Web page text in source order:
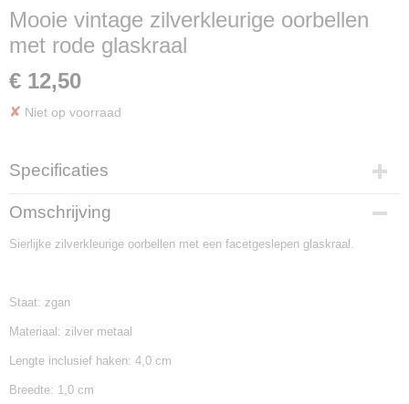
Mooie vintage zilverkleurige oorbellen
met rode glaskraal
€ 12,50
✘ Niet op voorraad
Specificaties
Productcode
OB522
Omschrijving
Sierlijke zilverkleurige oorbellen met een facetgeslepen glaskraal.
Staat: zgan
Materiaal: zilver metaal
Lengte inclusief haken: 4,0 cm
Breedte: 1,0 cm